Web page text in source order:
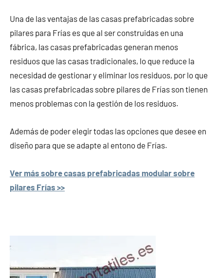
Una de las ventajas de las casas prefabricadas sobre
pilares para Frías es que al ser construidas en una
fábrica, las casas prefabricadas generan menos
residuos que las casas tradicionales, lo que reduce la
necesidad de gestionar y eliminar los residuos, por lo que
las casas prefabricadas sobre pilares de Frías son tienen
menos problemas con la gestión de los residuos.
Además de poder elegir todas las opciones que desee en
diseño para que se adapte al entono de Frías.
Ver más sobre casas prefabricadas modular sobre
pilares Frías >>